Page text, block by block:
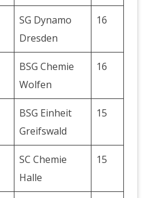
SG Dynamo
Dresden
16
BSG Chemie
Wolfen
16
BSG Einheit
Greifswald
15
SC Chemie
Halle
15